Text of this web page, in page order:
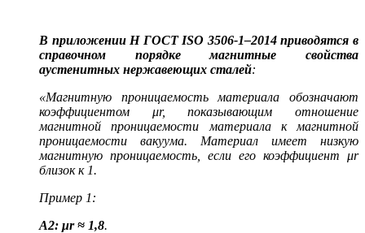
В приложении H ГОСТ ISO 3506-1–2014 приводятся в
справочном порядке магнитные свойства
аустенитных нержавеющих сталей:
«Магнитную проницаемость материала обозначают
коэффициентом μr, показывающим отношение
магнитной проницаемости материала к магнитной
проницаемости вакуума. Материал имеет низкую
магнитную проницаемость, если его коэффициент μr
близок к 1.
Пример 1:
А2: μr ≈ 1,8.